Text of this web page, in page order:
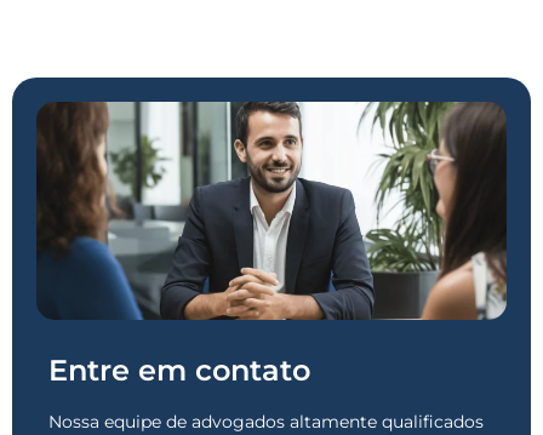
Entre em contato
Nossa equipe de advogados altamente qualificados